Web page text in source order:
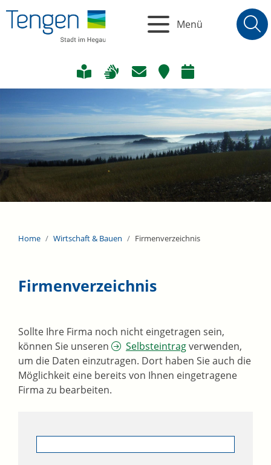
Menü
Home Wirtschaft & Bauen Firmenverzeichnis
Firmenverzeichnis
Sollte Ihre Firma noch nicht eingetragen sein,
können Sie unseren
Selbsteintragverwenden,
um die Daten einzutragen. Dort haben Sie auch die
Möglichkeit eine bereits von Ihnen eingetragene
Firma zu bearbeiten.